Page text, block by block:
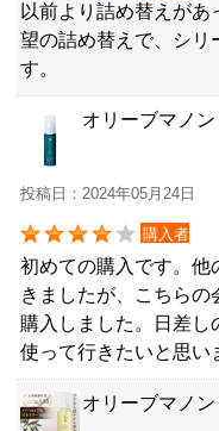
以前より詰め替えが
望の詰め替えで、シリ
す。
オリーブマノ
投稿日：2024年05月24日
購入者
初めての購入です。他
きましたが、こちら
購入しました。日差し
使って行きたいと思い
オリーブマノ